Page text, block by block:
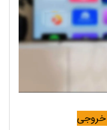
خروجی